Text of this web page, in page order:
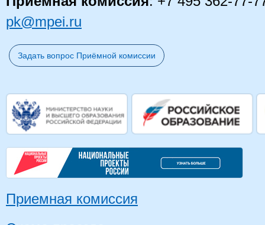
pk@mpei.ru
Задать вопрос Приёмной комиссии
Приемная комиссия